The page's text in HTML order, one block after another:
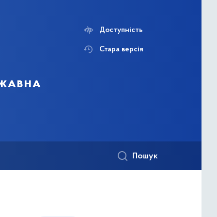
Доступність
Стара версія
Пошук